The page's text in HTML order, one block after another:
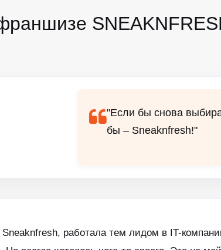
"Если бы снова
бы – Sneaknfresh!"
Sneaknfresh, работала тем лидом в IT-